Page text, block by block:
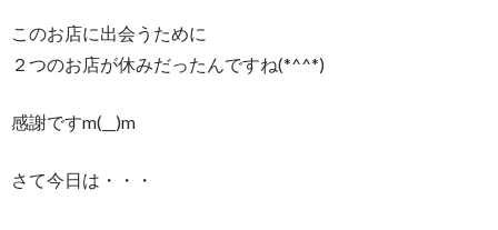
このお店に出会うために
２つのお店が休みだったんですね(*^^*)
感謝ですm(__)m
さて今日は・・・